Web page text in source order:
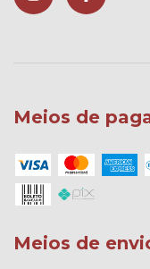
Meios de
Meios de